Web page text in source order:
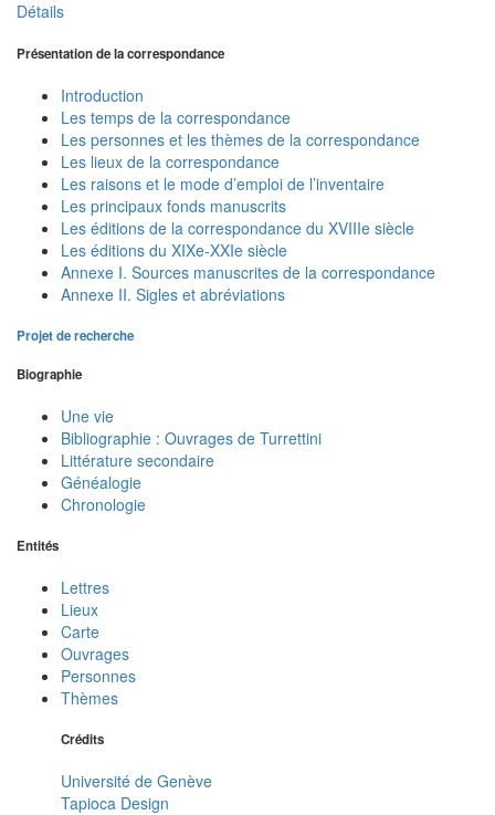
Détails
Présentation de la correspondance
Introduction
Les temps de la correspondance
Les personnes et les thèmes de la correspondance
Les lieux de la correspondance
Les raisons et le mode d’emploi de l’inventaire
Les principaux fonds manuscrits
Les éditions de la correspondance du XVIIIe siècle
Les éditions du XIXe-XXIe siècle
Annexe I. Sources manuscrites de la correspondance
Annexe II. Sigles et abréviations
Projet de recherche
Biographie
Une vie
Bibliographie : Ouvrages de Turrettini
Littérature secondaire
Généalogie
Chronologie
Entités
Lettres
Lieux
Carte
Ouvrages
Personnes
Thèmes
Crédits
Université de Genève
Tapioca Design